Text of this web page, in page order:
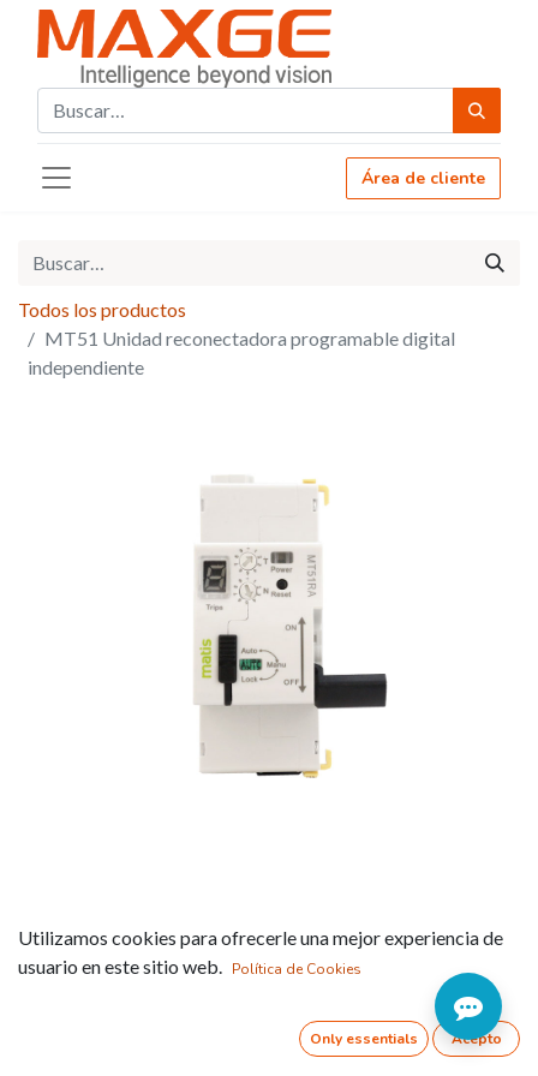
Área de cliente
Todos los productos
MT51 Unidad reconectadora programable digital
independiente
MT51 Unidad
reconectadora programable
Utilizamos cookies para ofrecerle una mejor experiencia de
usuario en este sitio web. Política de Cookies
Only essentials Acepto